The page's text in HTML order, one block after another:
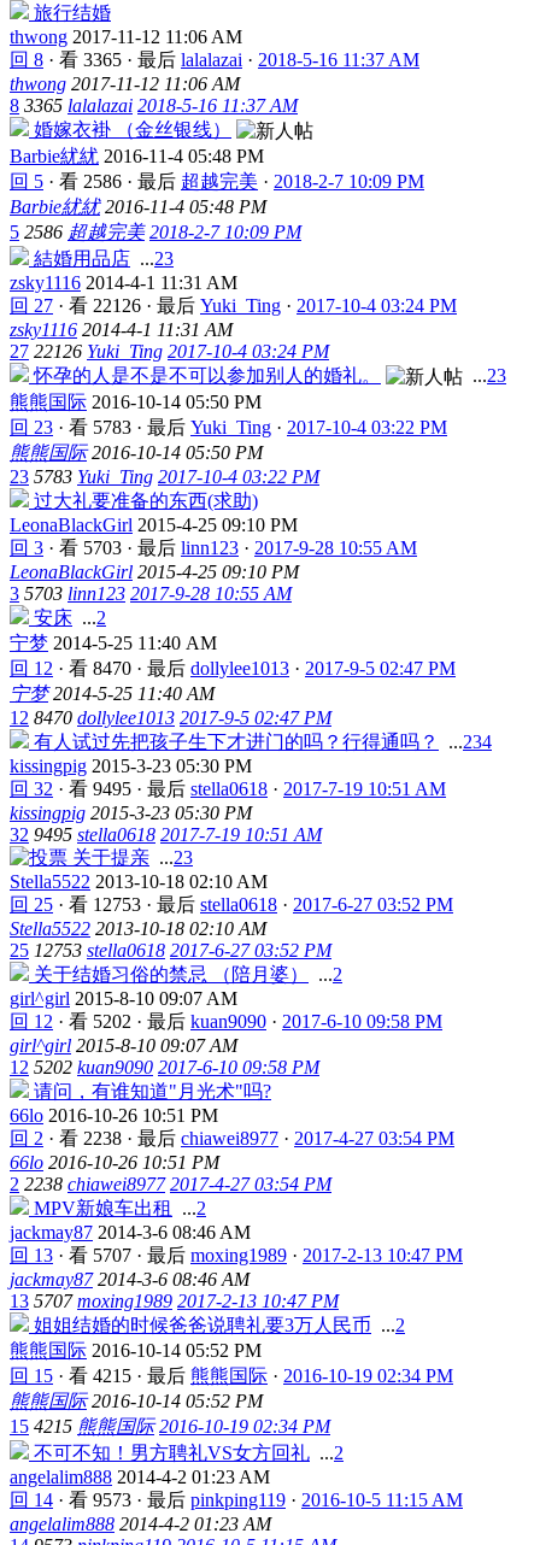
旅行结婚
thwong 2017-11-12 11:06 AM
回 8 · 看 3365 · 最后 lalalazai · 2018-5-16 11:37 AM
thwong 2017-11-12 11:06 AM
8 3365 lalalazai 2018-5-16 11:37 AM
婚嫁衣褂 （金丝银线）
Barbie紌紌 2016-11-4 05:48 PM
回 5 · 看 2586 · 最后 超越完美 · 2018-2-7 10:09 PM
Barbie紌紌 2016-11-4 05:48 PM
5 2586 超越完美 2018-2-7 10:09 PM
結婚用品店 ...23
zsky1116 2014-4-1 11:31 AM
回 27 · 看 22126 · 最后 Yuki_Ting · 2017-10-4 03:24 PM
zsky1116 2014-4-1 11:31 AM
27 22126 Yuki_Ting 2017-10-4 03:24 PM
怀孕的人是不是不可以参加别人的婚礼。
...23
熊熊国际 2016-10-14 05:50 PM
回 23 · 看 5783 · 最后 Yuki_Ting · 2017-10-4 03:22 PM
熊熊国际 2016-10-14 05:50 PM
23 5783 Yuki_Ting 2017-10-4 03:22 PM
过大礼要准备的东西(求助)
LeonaBlackGirl 2015-4-25 09:10 PM
回 3 · 看 5703 · 最后 linn123 · 2017-9-28 10:55 AM
LeonaBlackGirl 2015-4-25 09:10 PM
3 5703 linn123 2017-9-28 10:55 AM
安床 ...2
宁梦 2014-5-25 11:40 AM
回 12 · 看 8470 · 最后 dollylee1013 · 2017-9-5 02:47 PM
宁梦 2014-5-25 11:40 AM
12 8470 dollylee1013 2017-9-5 02:47 PM
有人试过先把孩子生下才进门的吗？行得通吗？
...234
kissingpig 2015-3-23 05:30 PM
回 32 · 看 9495 · 最后 stella0618 · 2017-7-19 10:51 AM
kissingpig 2015-3-23 05:30 PM
32 9495 stella0618 2017-7-19 10:51 AM
关于提亲 ...23
Stella5522 2013-10-18 02:10 AM
回 25 · 看 12753 · 最后 stella0618 · 2017-6-27 03:52 PM
Stella5522 2013-10-18 02:10 AM
25 12753 stella0618 2017-6-27 03:52 PM
关于结婚习俗的禁忌 （陪月婆）
...2
girl^girl 2015-8-10 09:07 AM
回 12 · 看 5202 · 最后 kuan9090 · 2017-6-10 09:58 PM
girl^girl 2015-8-10 09:07 AM
12 5202 kuan9090 2017-6-10 09:58 PM
请问，有谁知道"月光术"吗?
66lo 2016-10-26 10:51 PM
回 2 · 看 2238 · 最后 chiawei8977 · 2017-4-27 03:54 PM
66lo 2016-10-26 10:51 PM
2 2238 chiawei8977 2017-4-27 03:54 PM
MPV新娘车出租
...2
jackmay87 2014-3-6 08:46 AM
回 13 · 看 5707 · 最后 moxing1989 · 2017-2-13 10:47 PM
jackmay87 2014-3-6 08:46 AM
13 5707 moxing1989 2017-2-13 10:47 PM
姐姐结婚的时候爸爸说聘礼要3万人民币 ...2
熊熊国际 2016-10-14 05:52 PM
回 15 · 看 4215 · 最后 熊熊国际 · 2016-10-19 02:34 PM
熊熊国际 2016-10-14 05:52 PM
15 4215 熊熊国际 2016-10-19 02:34 PM
不可不知！男方聘礼VS女方回礼 ...2
angelalim888 2014-4-2 01:23 AM
回 14 · 看 9573 · 最后 pinkping119 · 2016-10-5 11:15 AM
angelalim888 2014-4-2 01:23 AM